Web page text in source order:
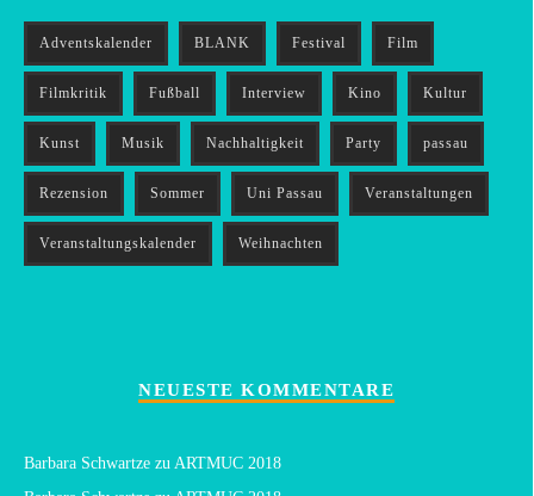
Adventskalender BLANK Festival Film
Filmkritik Fußball Interview Kino Kultur
Kunst Musik Nachhaltigkeit Party passau
Rezension Sommer Uni Passau Veranstaltungen
Veranstaltungskalender Weihnachten
NEUESTE KOMMENTARE
Barbara Schwartze zu ARTMUC 2018